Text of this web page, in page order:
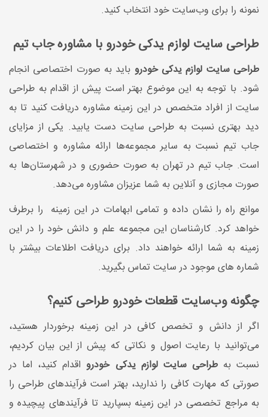
نمونه را برای وب‌سایت خود انتخاب کنید.
طراحی سایت لوازم یدکی خودرو با مشاوره جاب تیم
طراحی سایت لوازم یدکی خودرو باید به صورت اختصاصی انجام
شود. با توجه به این موضوع بهتر است پیش از اقدام به طراحی
سایت از افراد متخصص در این زمینه مشاوره دریافت کنید تا به
دید بهتری نسبت به طراحی سایت دست یابید. یکی از مزایای
جاب تیم نسبت به سایر مجموعه‌ها ارائه مشاوره و اختصاصی
است. جاب تیم در تهران به صورت حضوری و در شهرستان‌ها به
صورت مجازی و آنلاین به شما عزیزان مشاوره می‌دهد.
موانع راه را نشان داده و تمامی ابهامات در این زمینه را برطرف
خواهد کرد. کارشناسان این مجموعه علم و دانش خود را در این
زمینه به شما ارائه خواهند داد. برای دریافت اطلاعات بیشتر با
شماره‌ های موجود در سایت تماس بگیرید.
چگونه وب‌سایت قطعات خودرو طراحی کنیم؟
اگر از دانش و تخصص کافی در این زمینه برخوردار هستید،
می‌توانید با رعایت اصول و نکاتی که پیش از این بیان کردیم،
نسبت بهطراحی سایت لوازم یدکی خودرواقدام کنید، اما در
صورتی که مهارت کافی را ندارید، بهتر است فرآیندهای طراحی را
به مراجع تخصصی در این زمینه بسپارید تا فرآیندهای پیچیده و